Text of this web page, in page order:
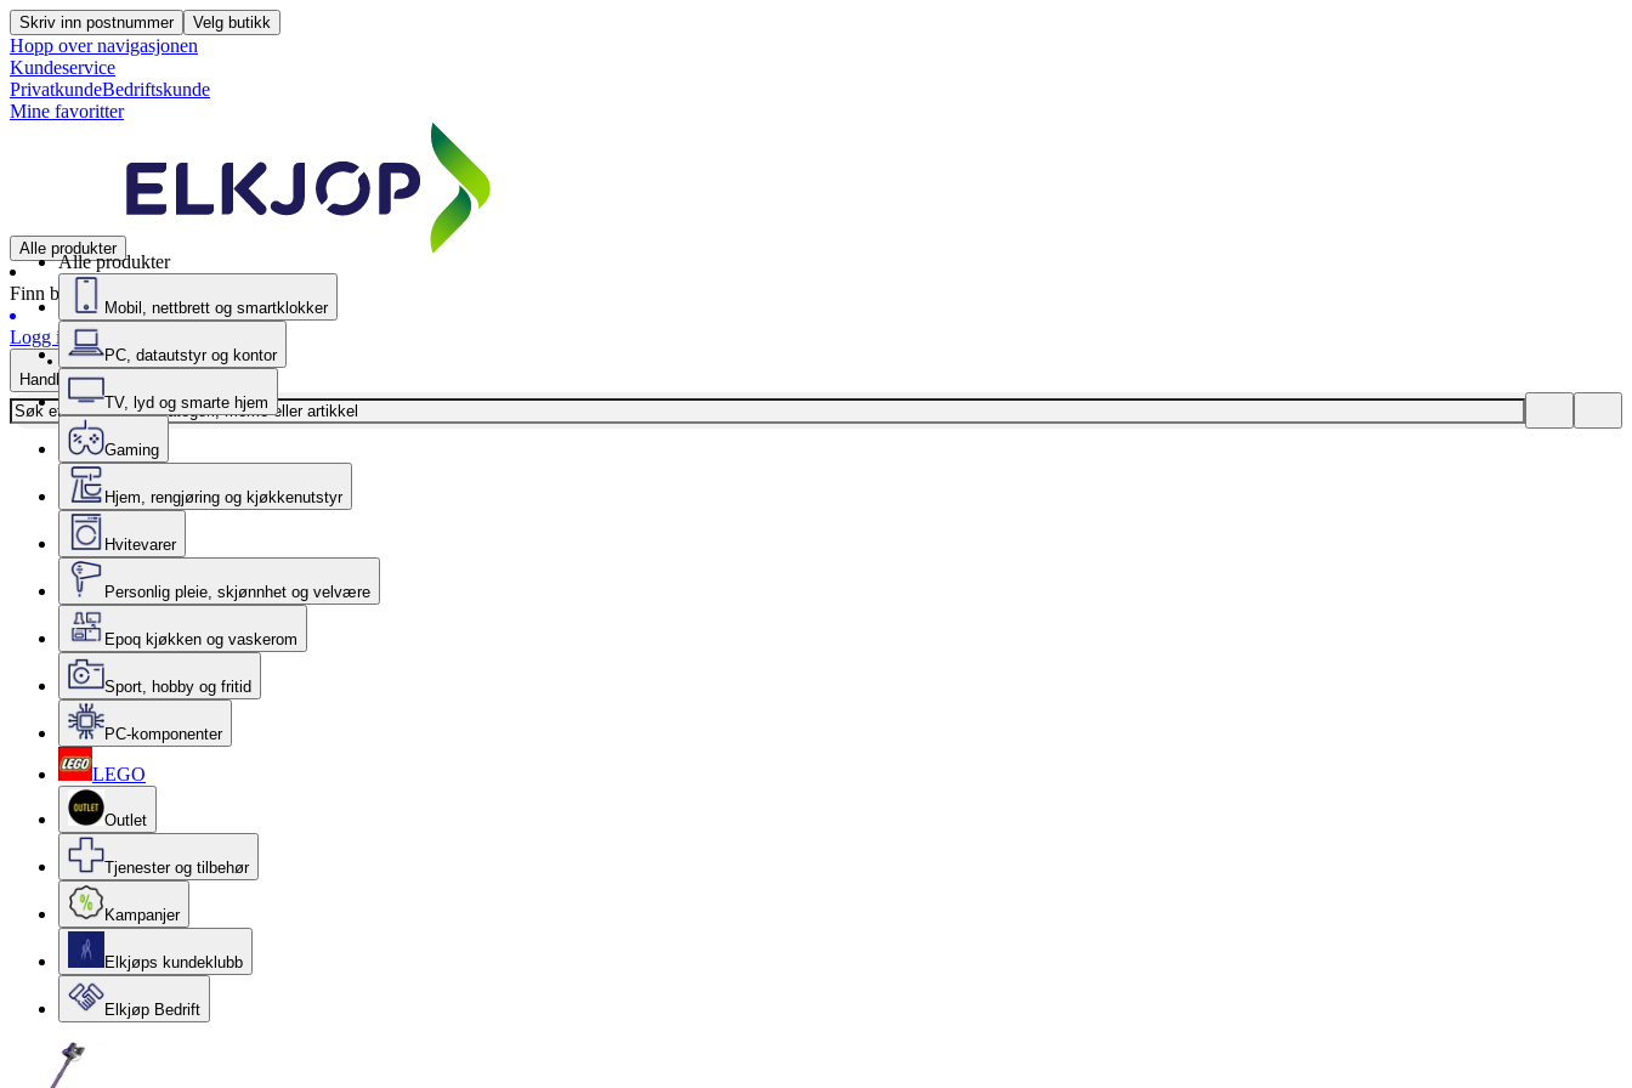
Skriv inn postnummer Velg butikk
Hopp over navigasjonen
Kundeservice
PrivatkundeBedriftskunde
Mine favoritter
Alle produkter
Finn butikk
Logg inn
Handlekurv
Alle produkter
Mobil, nettbrett og smartklokker
PC, datautstyr og kontor
TV, lyd og smarte hjem
Gaming
Hjem, rengjøring og kjøkkenutstyr
Hvitevarer
Personlig pleie, skjønnhet og velvære
Epoq kjøkken og vaskerom
Sport, hobby og fritid
PC-komponenter
LEGO
Outlet
Tjenester og tilbehør
Kampanjer
Elkjøps kundeklubb
Elkjøp Bedrift